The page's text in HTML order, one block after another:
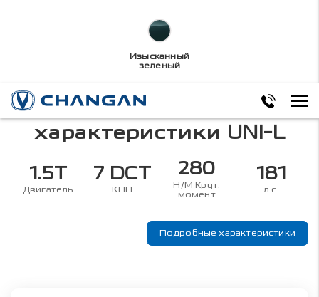
Изысканный
зеленый
Технические
характеристики UNI-L
1.5T
Двигатель
7 DCT
КПП
280
Н/М Крут.
момент
181
л.с.
Подробные характеристики